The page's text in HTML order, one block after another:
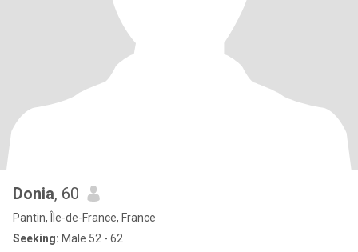
Donia, 60
Pantin, Île-de-France, France
Seeking: Male 52 - 62